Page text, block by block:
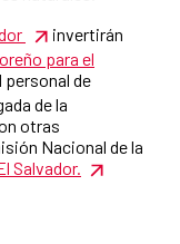
invertirán
para el
personal de
de la
otras
Nacional de la
Salvador.